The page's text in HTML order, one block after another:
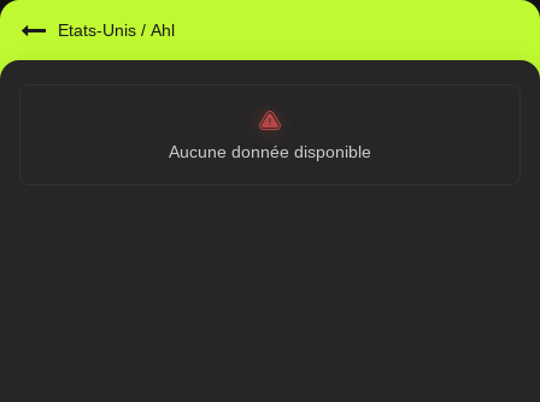
Etats-Unis / Ahl
Aucune donnée disponible